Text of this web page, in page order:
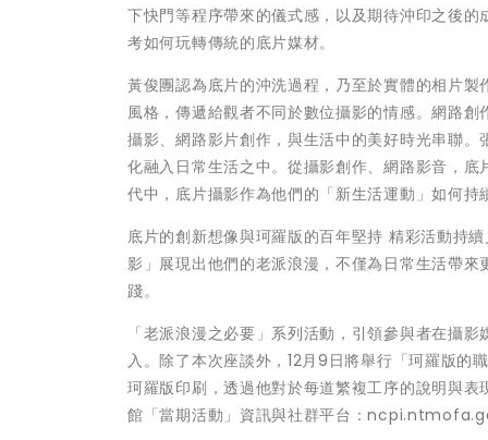
下快門等程序帶來的儀式感，以及期待沖印之後
考如何玩轉傳統的底片媒材。
黃俊團認為底片的沖洗過程，乃至於實體的相片
風格，傳遞給觀者不同於數位攝影的情感。網路
攝影、網路影片創作，與生活中的美好時光串聯
化融入日常生活之中。從攝影創作、網路影音，
代中，底片攝影作為他們的「新生活運動」如何持
底片的創新想像與珂羅版的百年堅持 精彩活動持
影」展現出他們的老派浪漫，不僅為日常生活帶
踐。
「老派浪漫之必要」系列活動，引領參與者在攝
入。除了本次座談外，12月9日將舉行「珂羅版的
珂羅版印刷，透過他對於每道繁複工序的說明與
館「當期活動」資訊與社群平台：